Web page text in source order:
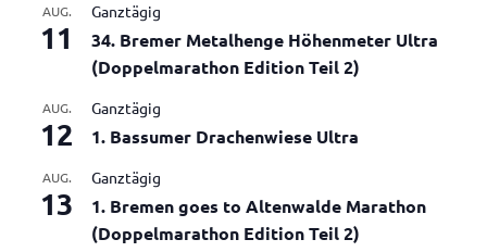
AUG.
11
Ganztägig
34. Bremer Metalhenge Höhenmeter Ultra
(Doppelmarathon Edition Teil 2)
AUG.
12
Ganztägig
1. Bassumer Drachenwiese Ultra
AUG.
13
Ganztägig
1. Bremen goes to Altenwalde Marathon
(Doppelmarathon Edition Teil 2)